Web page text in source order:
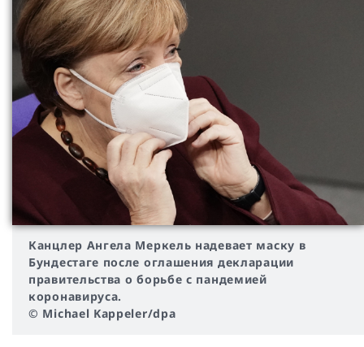
Канцлер Ангела Меркель надевает маску в
Бундестаге после оглашения декларации
правительства о борьбе с пандемией
коронавируса.
© Michael Kappeler/dpa